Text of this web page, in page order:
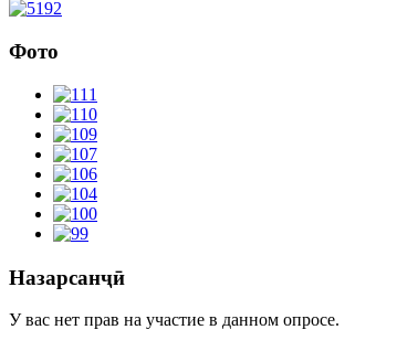
Фото
Назарсанҷӣ
У вас нет прав на участие в данном опросе.